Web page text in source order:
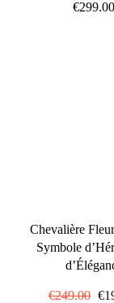
€299.00
Chevalière
Symbole
Prix
€249.00